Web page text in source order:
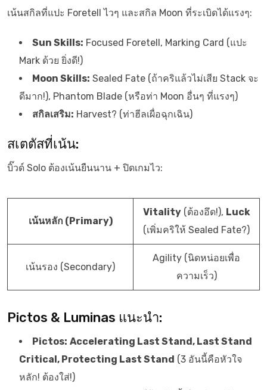
เน้นสกิลที่แปะ Foretell ไวๆ และสกิล Moon ที่ระเบิดได้แรงๆ:
Sun Skills: Focused Foretell, Marking Card (แปะ
Mark ด้วย ยิ่งดี!)
Moon Skills: Sealed Fate (ถ้าคริแล้วไม่เสีย Stack จะ
ดีมาก!), Phantom Blade (หรือท่า Moon อื่นๆ ที่แรงๆ)
สกิลเสริม: Harvest? (ท่าฮีลเผื่อฉุกเฉิน)
สเตตัสที่เน้น:
บิ๊วด์ Solo ต้องเน้นยืนนาน + ปิดเกมไว:
เน้นหลัก (Primary)
Vitality(ต้องอึด!), Luck
(เพิ่มคริให้ Sealed Fate?)
เน้นรอง (Secondary)
Agility (นิดหน่อยเพื่อ
ความเร็ว)
Pictos & Luminas แนะนำ:
Pictos: Accelerating Last Stand, Last Stand
Critical, Protecting Last Stand (3 อันนี้คือหัวใจ
หลัก! ต้องใส่!)